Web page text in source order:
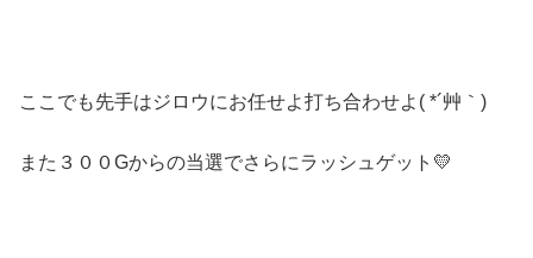
ここでも先手はジロウにお任せよ打ち合わせよ( *´艸｀)
また３００Gからの当選でさらにラッシュゲット💛